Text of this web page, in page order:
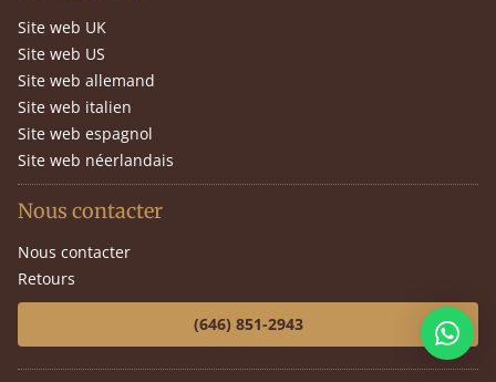
Site web UK
Site web US
Site web allemand
Site web italien
Site web espagnol
Site web néerlandais
Nous contacter
Nous contacter
Retours
(646) 851-2943